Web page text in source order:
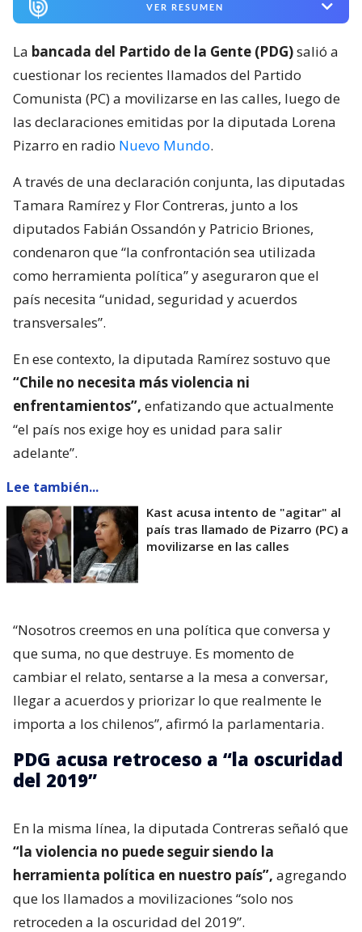
VER RESUMEN
La bancada del Partido de la Gente (PDG)salió a
cuestionar los recientes llamados del Partido
Comunista (PC) a movilizarse en las calles, luego de
las declaraciones emitidas por la diputada Lorena
Pizarro en radio Nuevo Mundo.
A través de una declaración conjunta, las diputadas
Tamara Ramírez y Flor Contreras, junto a los
diputados Fabián Ossandón y Patricio Briones,
condenaron que “la confrontación sea utilizada
como herramienta política” y aseguraron que el
país necesita “unidad, seguridad y acuerdos
transversales”.
En ese contexto, la diputada Ramírez sostuvo que
“Chile no necesita más violencia ni
enfrentamientos”, enfatizando que actualmente
“el país nos exige hoy es unidad para salir
adelante”.
Lee también...
Kast acusa intento de "agitar" al
país tras llamado de Pizarro (PC) a
movilizarse en las calles
“Nosotros creemos en una política que conversa y
que suma, no que destruye. Es momento de
cambiar el relato, sentarse a la mesa a conversar,
llegar a acuerdos y priorizar lo que realmente le
importa a los chilenos”, afirmó la parlamentaria.
PDG acusa retroceso a “la oscuridad
del 2019”
En la misma línea, la diputada Contreras señaló que
“la violencia no puede seguir siendo la
herramienta política en nuestro país”, agregando
que los llamados a movilizaciones “solo nos
retroceden a la oscuridad del 2019”.